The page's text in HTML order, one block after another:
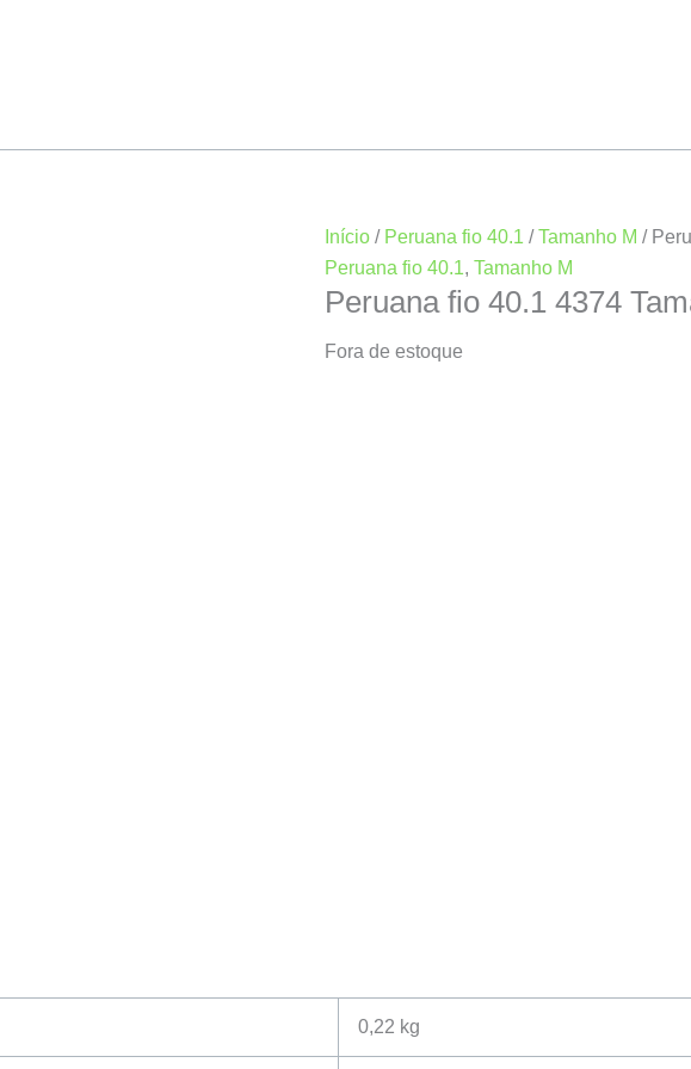
Início / Peruana fio 40.1 /Tamanho M /
Peruana fio 40.1, Tamanho M
Peruana fio 40.1 4374
Fora de estoque
0,22 kg